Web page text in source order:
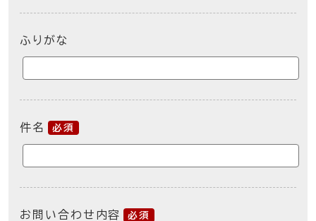
ふりがな
件名 必須
お問い合わせ内容 必須